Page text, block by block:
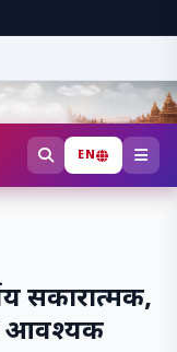
EN
सकारात्मक,
आवश्यक